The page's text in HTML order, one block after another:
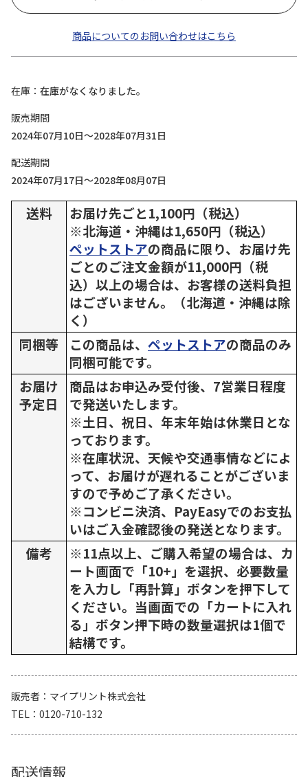
商品についてのお問い合わせはこちら
在庫
在庫がなくなりました。
販売期間
2024年07月10日～2028年07月31日
配送期間
2024年07月17日～2028年08月07日
送料
お届け先ごと1,100円（税込）
※北海道・沖縄は1,650円（税込）
ペットストアの商品に限り、お届け先
ごとのご注文金額が11,000円（税
込）以上の場合は、お客様の送料負担
はございません。（北海道・沖縄は除
く）
同梱等
この商品は、 ペットストアの商品のみ
同梱可能です。
お届け
予定日
商品はお申込み受付後、7営業日程度
で発送いたします。
※土日、祝日、年末年始は休業日とな
っております。
※在庫状況、天候や交通事情などによ
って、お届けが遅れることがございま
すので予めご了承ください。
※コンビニ決済、PayEasyでのお支払
いはご入金確認後の発送となります。
備考
※11点以上、ご購入希望の場合は、カ
ート画面で「10+」を選択、必要数量
を入力し「再計算」ボタンを押下して
ください。当画面での「カートに入れ
る」ボタン押下時の数量選択は1個で
結構です。
販売者
マイプリント株式会社
TEL
0120-710-132
配送情報